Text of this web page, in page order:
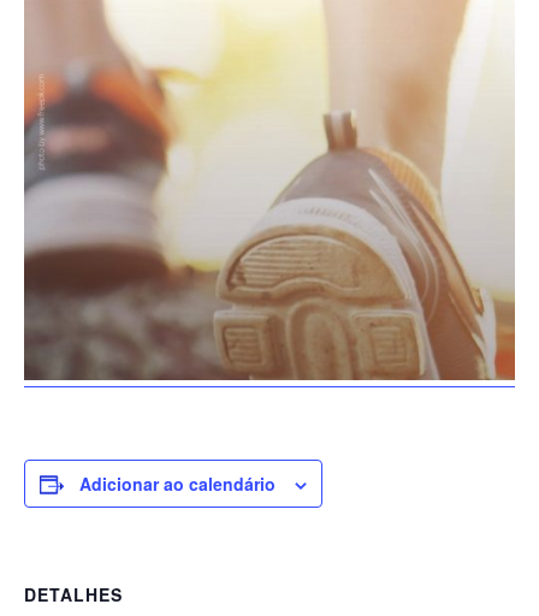
Adicionar ao calendário
DETALHES